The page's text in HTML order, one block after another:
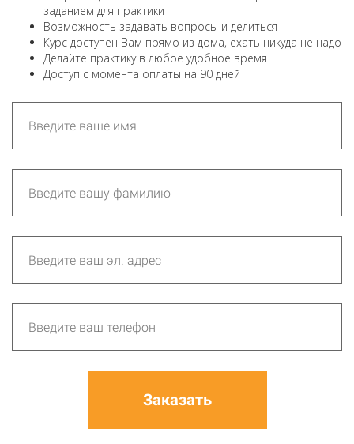
заданием для практики
Возможность задавать вопросы и делиться
Курс доступен Вам прямо из дома, ехать никуда не надо
Делайте практику в любое удобное время
Доступ с момента оплаты на 90 дней
Заказать